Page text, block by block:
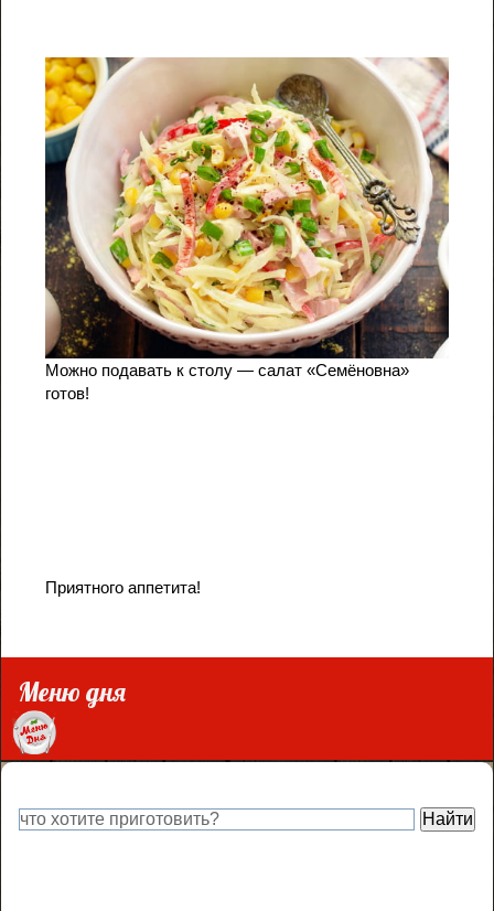
Можно подавать к столу — салат «Семёновна»
готов!
Приятного аппетита!
Меню дня